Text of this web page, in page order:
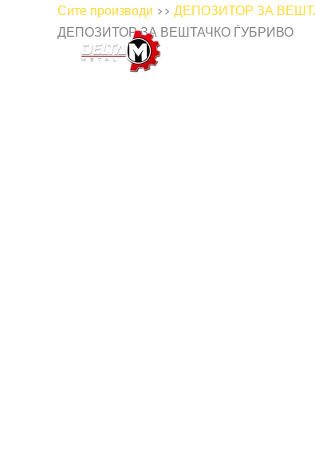
ПрескокниСите производи >> ДЕПОЗИТОР ЗА
ДЕПОЗИТОР ЗА ВЕШТАЧКО ЃУБРИВО